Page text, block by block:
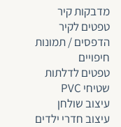
מדבקות קיר
טפטים לקיר
הדפסים / תמונות
חיפויים
טפטים לדלתות
שטיחי PVC
עיצוב שולחן
עיצוב חדרי ילדים